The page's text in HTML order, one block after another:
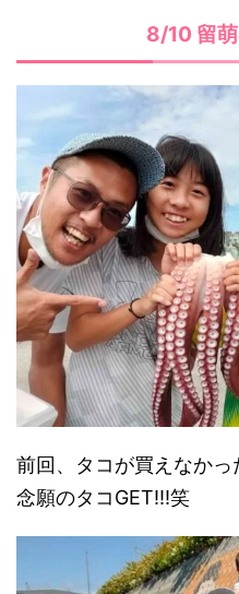
8/10 留
前回、タコが買えなか
念願のタコGET!!!笑